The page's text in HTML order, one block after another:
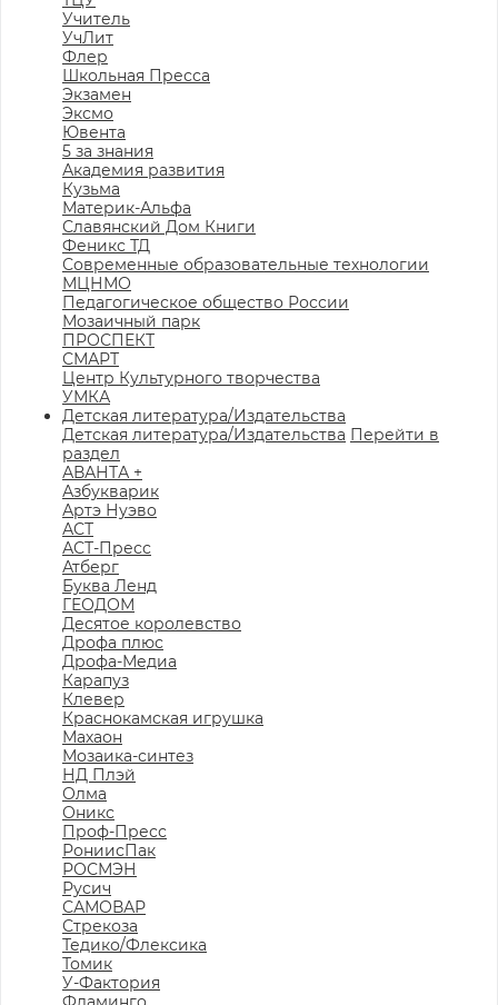
Учитель
УчЛит
Флер
Школьная Пресса
Экзамен
Эксмо
Ювента
5 за знания
Академия развития
Кузьма
Материк-Альфа
Славянский Дом Книги
Феникс ТД
Современные образовательные технологии
МЦНМО
Педагогическое общество России
Мозаичный парк
ПРОСПЕКТ
СМАРТ
Центр Культурного творчества
УМКА
Детская литература/Издательства
Детская литература/Издательства Перейти в
раздел
АВАНТА +
Азбукварик
Артэ Нуэво
АСТ
АСТ-Пресс
Атберг
Буква Ленд
ГЕОДОМ
Десятое королевство
Дрофа плюс
Дрофа-Медиа
Карапуз
Клевер
Краснокамская игрушка
Махаон
Мозаика-синтез
НД Плэй
Олма
Оникс
Проф-Пресс
РониисПак
РОСМЭН
Русич
САМОВАР
Стрекоза
Тедико/Флексика
Томик
У-Фактория